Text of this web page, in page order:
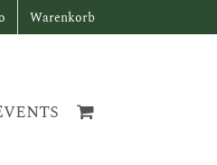
Warenkorb